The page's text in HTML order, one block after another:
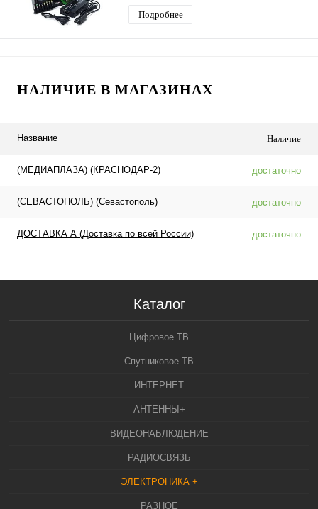
Подробнее
НАЛИЧИЕ В МАГАЗИНАХ
Название Наличие
(МЕДИАПЛАЗА) (КРАСНОДАР-2) достаточно
(СЕВАСТОПОЛЬ) (Севастополь) достаточно
ДОСТАВКА А (Доставка по всей России) достаточно
Каталог
Цифровое ТВ
Спутниковое ТВ
ИНТЕРНЕТ
АНТЕННЫ+
ВИДЕОНАБЛЮДЕНИЕ
РАДИОСВЯЗЬ
ЭЛЕКТРОНИКА +
РАЗНОЕ